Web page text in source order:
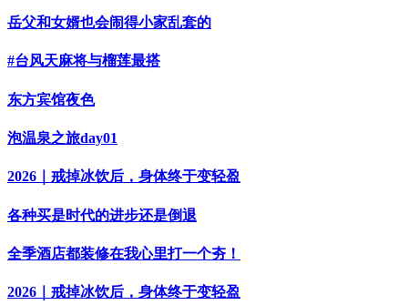
岳父和女婿也会闹得小家乱套的
#台风天麻将与榴莲最搭
东方宾馆夜色
泡温泉之旅day01
2026｜戒掉冰饮后，身体终于变轻盈
各种买是时代的进步还是倒退
全季酒店都装修在我心里打一个夯！
2026｜戒掉冰饮后，身体终于变轻盈